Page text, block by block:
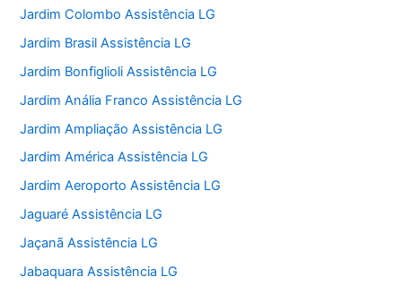
Jardim Colombo Assistência LG
Jardim Brasil Assistência LG
Jardim Bonfiglioli Assistência LG
Jardim Anália Franco Assistência LG
Jardim Ampliação Assistência LG
Jardim América Assistência LG
Jardim Aeroporto Assistência LG
Jaguaré Assistência LG
Jaçanã Assistência LG
Jabaquara Assistência LG